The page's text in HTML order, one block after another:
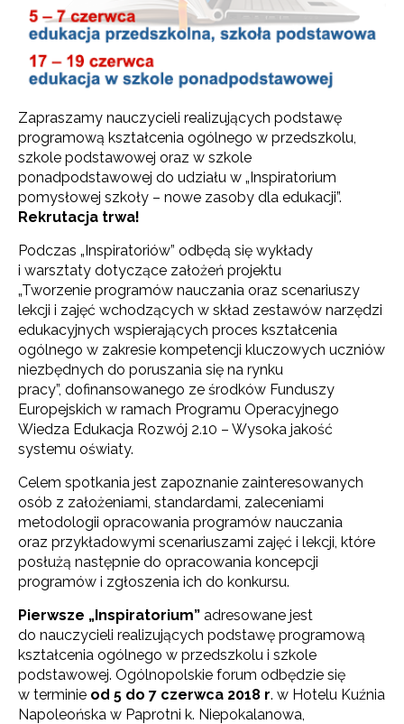
Zapraszamy nauczycieli realizujących podstawę
programową kształcenia ogólnego w przedszkolu,
szkole podstawowej oraz w szkole
ponadpodstawowej do udziału w „Inspiratorium
pomysłowej szkoły – nowe zasoby dla edukacji”.
Rekrutacja trwa!
Podczas „Inspiratoriów” odbędą się wykłady
i warsztaty dotyczące założeń projektu
„Tworzenie programów nauczania oraz scenariuszy
lekcji i zajęć wchodzących w skład zestawów narzędzi
edukacyjnych wspierających proces kształcenia
ogólnego w zakresie kompetencji kluczowych uczniów
niezbędnych do poruszania się na rynku
pracy”, dofinansowanego ze środków Funduszy
Europejskich w ramach Programu Operacyjnego
Wiedza Edukacja Rozwój 2.10 – Wysoka jakość
systemu oświaty.
Celem spotkania jest zapoznanie zainteresowanych
osób z założeniami, standardami, zaleceniami
metodologii opracowania programów nauczania
oraz przykładowymi scenariuszami zajęć i lekcji, które
posłużą następnie do opracowania koncepcji
programów i zgłoszenia ich do konkursu.
Pierwsze „Inspiratorium” adresowane jest
do nauczycieli realizujących podstawę programową
kształcenia ogólnego w przedszkolu i szkole
podstawowej. Ogólnopolskie forum odbędzie się
w terminie od 5 do 7 czerwca 2018 r. w Hotelu Kuźnia
Napoleońska w Paprotni k. Niepokalanowa,